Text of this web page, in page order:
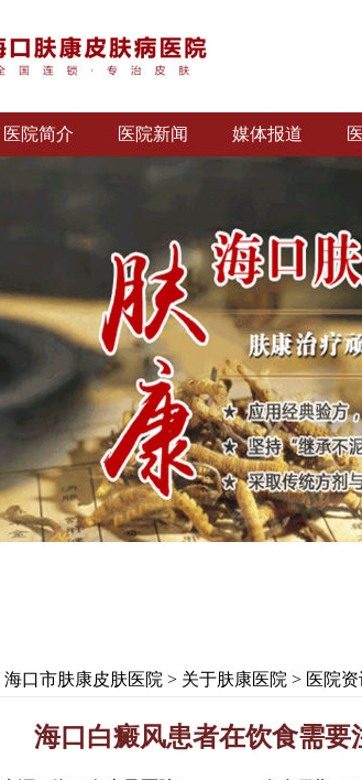
医院简介 医院新闻 媒体报道
海口市肤康皮肤医院 > 关于肤康医院 > 医院
海口白癜风患者在饮食需要